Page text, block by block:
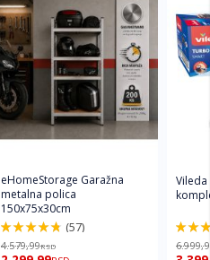
eHomeStorage Garažna
metalna polica
150x75x30cm
96%
(57)
4.579,99RSD 92%